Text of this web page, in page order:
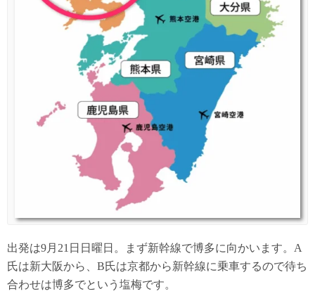
出発は9月21日日曜日。まず新幹線で博多に向かいます。A
氏は新大阪から、B氏は京都から新幹線に乗車するので待ち
合わせは博多でという塩梅です。